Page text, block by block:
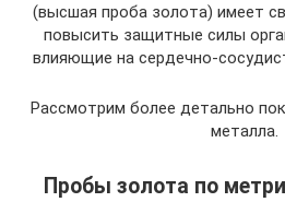
(высшая проба золота) имеет
повысить защитные силы
влияющие на сердечно-
Рассмотрим более детально
металла.
Пробы золота по